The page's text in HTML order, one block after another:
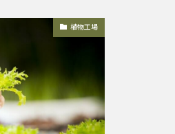
植物工場